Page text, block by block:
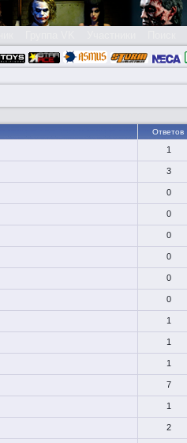
Ответов
1
3
0
0
0
0
0
0
1
1
1
7
1
2